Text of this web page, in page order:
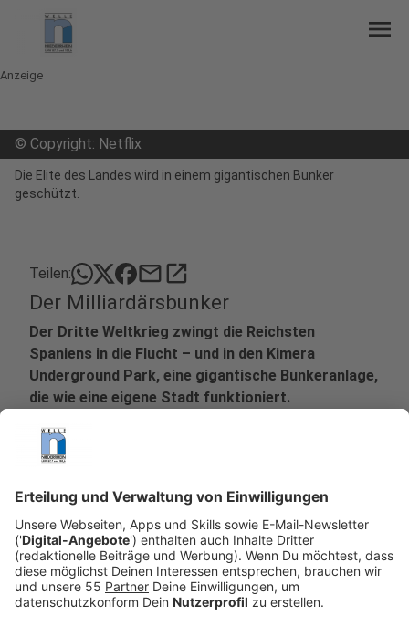
menu
Anzeige
© Copyright: Netflix
Die Elite des Landes wird in einem gigantischen Bunker
geschützt.
Teilen: mailopen_in_new
Der Milliardärsbunker
Der Dritte Weltkrieg zwingt die Reichsten
Spaniens in die Flucht – und in den Kimera
Underground Park, eine gigantische Bunkeranlage,
die wie eine eigene Stadt funktioniert.
und Restaurants sollen der Elite ein komfortables
Leben ermöglichen, während draußen die Welt im
Bildschirmen sichtbar ist.
Veröffentlicht:Freitag, 03.10.2025 12:57
Anzeige